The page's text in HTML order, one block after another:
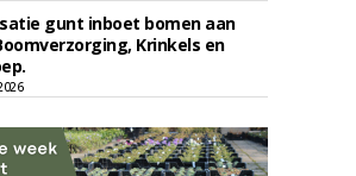
gunt inboet bomen aan
Krinkels en